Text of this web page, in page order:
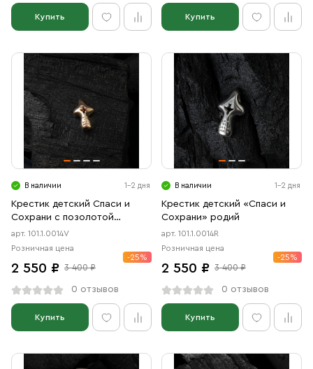
Купить Купить
В наличии 1-2 дня
Крестик детский Спаси и
Сохрани с позолотой
красной
арт. 101.1.0014V
Розничная цена
2 550 ₽ 3 400 ₽
-25%
0 отзывов
Купить
В наличии 1-2 дня
Крестик детский «Спаси и
Сохрани» родий
арт. 101.1.0014R
Розничная цена
2 550 ₽ 3 400 ₽
-25%
0 отзывов
Купить